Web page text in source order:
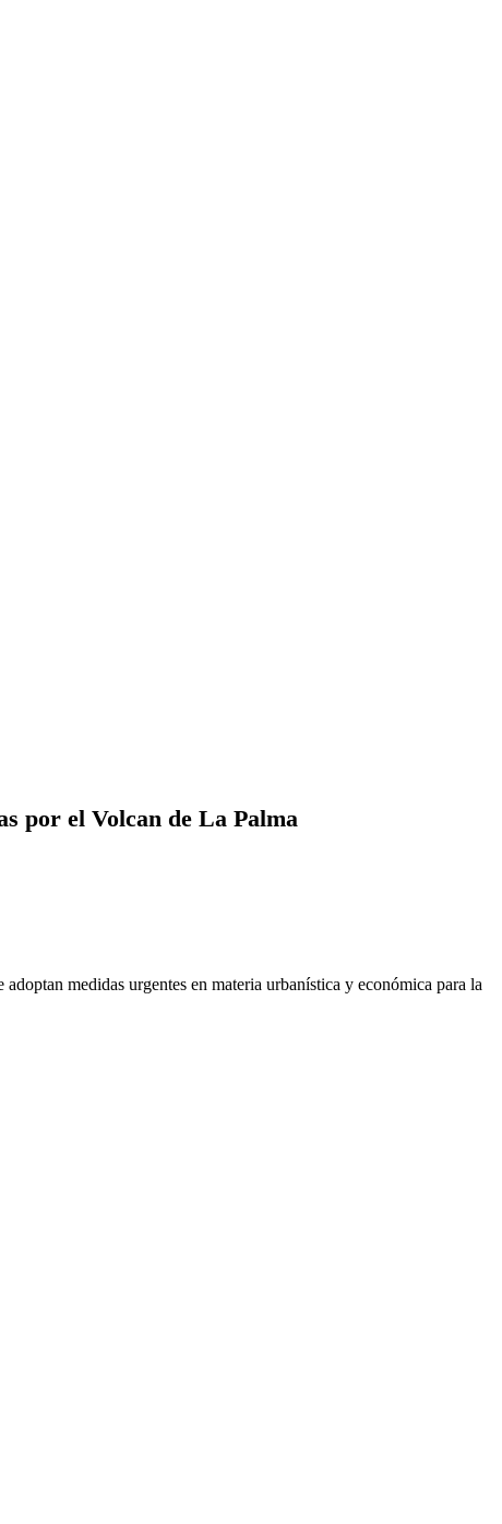
por el Volcan de La Palma
adoptan medidas urgentes en materia urbanística y económica para la